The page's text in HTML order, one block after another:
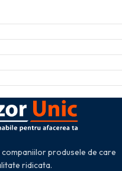
produsele de care
ridicata.